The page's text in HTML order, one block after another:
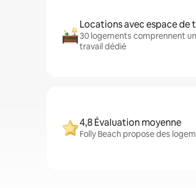
Locations avec espace de
30 logements comprennent
travail dédié
4,8 Évaluation moyenne
Folly Beach propose des